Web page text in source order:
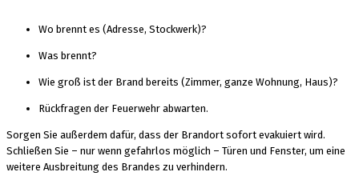
Wo brennt es (Adresse, Stockwerk)?
Was brennt?
Wie groß ist der Brand bereits (Zimmer, ganze Wohnung, Haus)?
Rückfragen der Feuerwehr abwarten.
Sorgen Sie außerdem dafür, dass der Brandort sofort evakuiert wird.
Schließen Sie – nur wenn gefahrlos möglich – Türen und Fenster, um eine
weitere Ausbreitung des Brandes zu verhindern.